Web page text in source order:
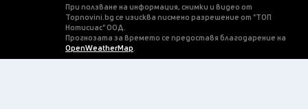
При ползване на информация, снимки и видео от
Topnovini.bg се изисква писмено разрешение от "ТОП
Нотисиас" ООД.
Прогнозата за времето се предоставя благодарение на
OpenWeatherMap